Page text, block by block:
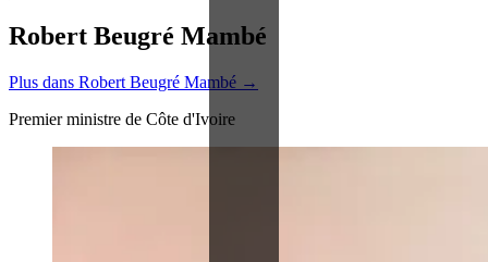
Robert Beugré Mambé
Plus dans Robert Beugré Mambé →
Premier ministre de Côte d'Ivoire